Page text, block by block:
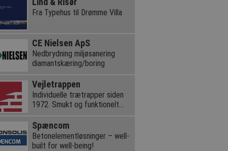
Fra Typehus til Drømme Villa
CE Nielsen ApS
Nedbrydning miljøsanering
diamantskæring/boring
Vejletrappen
Individuelle trætrapper siden
1972. Smukt og funktionelt
Spæncom
Betonelementløsninger – well-
built for well-being!